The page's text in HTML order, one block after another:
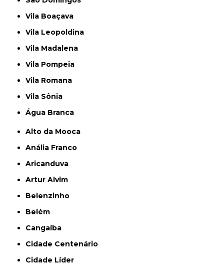
Vila Boaçava
Vila Leopoldina
Vila Madalena
Vila Pompeia
Vila Romana
Vila Sônia
Água Branca
Alto da Mooca
Anália Franco
Aricanduva
Artur Alvim
Belenzinho
Belém
Cangaíba
Cidade Centenário
Cidade Líder